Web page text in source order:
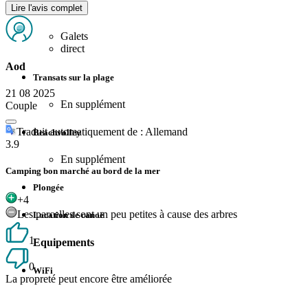
Type de plage
Galets
direct
Transats sur la plage
En supplément
Beachvolley
En supplément
Plongée
Location de canoë
Equipements
WiFi
Lire l'avis complet
Aod
21 08 2025
Couple
Traduit automatiquement de : Allemand
3.9
Camping bon marché au bord de la mer
+4
Les parcelles sont un peu petites à cause des arbres
1
0
La propreté peut encore être améliorée